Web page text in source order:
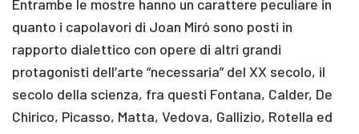
Entrambe le mostre hanno un carattere peculiare in
quanto i capolavori di Joan Miró sono posti in
rapporto dialettico con opere di altri grandi
protagonisti dell’arte “necessaria” del XX secolo, il
secolo della scienza, fra questi Fontana, Calder, De
Chirico, Picasso, Matta, Vedova, Gallizio, Rotella ed